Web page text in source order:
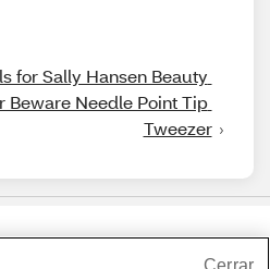
for Sally Hansen Beauty
Beware Needle Point Tip
Tweezer
Cerrar